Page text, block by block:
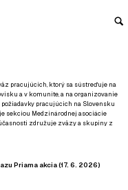
pracujúcich, ktorý sa sústreďuje na
a v komunite, a na organizovanie
pracujúcich na Slovensku
sekciou Medzinárodnej asociácie
združuje zväzy a skupiny z
Priama akcia (17. 6. 2026)